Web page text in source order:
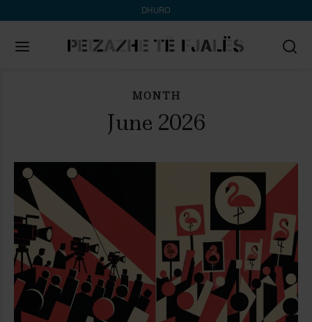
DHURO
MONTH
June 2026